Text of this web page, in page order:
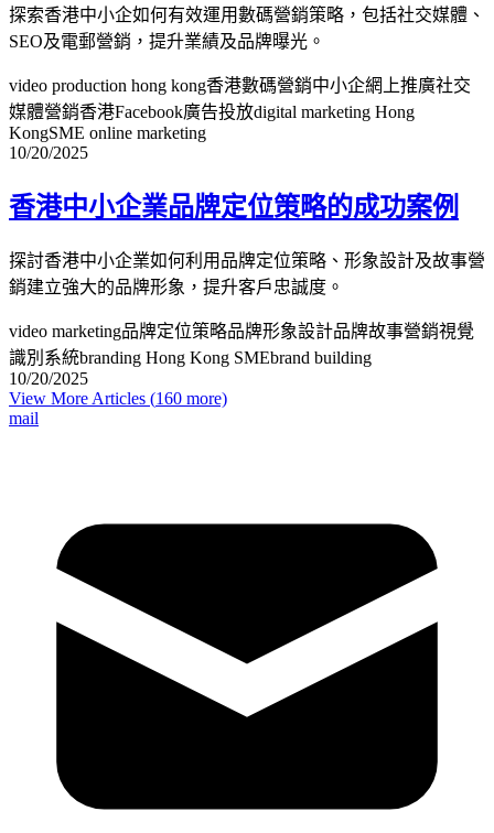
探索香港中小企如何有效運用數碼營銷策略，包括社交媒體、
SEO及電郵營銷，提升業績及品牌曝光。
video production hong kong香港數碼營銷中小企網上推廣社交
媒體營銷香港Facebook廣告投放digital marketing Hong
KongSME online marketing
10/20/2025
香港中小企業品牌定位策略的成功案例
探討香港中小企業如何利用品牌定位策略、形象設計及故事營
銷建立強大的品牌形象，提升客戶忠誠度。
video marketing品牌定位策略品牌形象設計品牌故事營銷視覺
識別系統branding Hong Kong SMEbrand building
10/20/2025
View More Articles (160 more)
mail